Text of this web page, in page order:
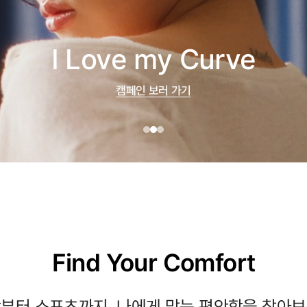
I Love my Curve
캠페인 보러 가기
Find Your Comfort